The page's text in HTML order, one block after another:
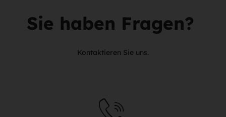
Sie haben Fragen?
Kontaktieren Sie uns.